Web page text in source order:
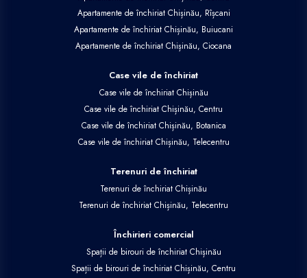
Apartamente de închiriat Chișinău, Rîșcani
Apartamente de închiriat Chișinău, Buiucani
Apartamente de închiriat Chișinău, Ciocana
Case vile de închiriat
Case vile de închiriat Chișinău
Case vile de închiriat Chișinău, Centru
Case vile de închiriat Chișinău, Botanica
Case vile de închiriat Chișinău, Telecentru
Terenuri de închiriat
Terenuri de închiriat Chișinău
Terenuri de închiriat Chișinău, Telecentru
Închirieri comercial
Spații de birouri de închiriat Chișinău
Spații de birouri de închiriat Chișinău, Centru